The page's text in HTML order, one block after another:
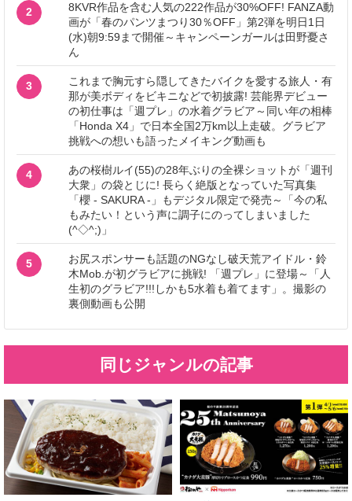
2
8KVR作品を含む人気の222作品が30%OFF! FANZA動
画が「春のパンツまつり30％OFF」第2弾を明日1日
(水)朝9:59まで開催～キャンペーンガールは田野憂さ
ん
3
これまで胸元すら隠してきたバイクを愛する旅人・有
那が美ボディをビキニなどで初披露! 芸能界デビュー
の初仕事は「週プレ」の水着グラビア～同い年の相棒
「Honda X4」で日本全国2万km以上走破。グラビア
挑戦への想いも語ったメイキング動画も
4
あの桜樹ルイ(55)の28年ぶりの全裸ショットが「週刊
大衆」の袋とじに! 長らく絶版となっていた写真集
「櫻 - SAKURA -」もデジタル限定で発売～「今の私
もみたい！という声に調子にのってしまいました
(^◇^;)」
5
お尻スポンサーも話題のNGなし破天荒アイドル・鈴
木Mob.が初グラビアに挑戦! 「週プレ」に登場～「人
生初のグラビア!!!しかも5水着も着てます」。撮影の
裏側動画も公開
同じジャンルの記事